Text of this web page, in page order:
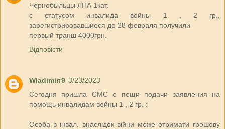
Чернобыльцы ЛПА 1кат.
с статусом инвалида войны 1 , 2 гр.,
зарегистрировавшиеся до 28 февраля получили
первый транш 4000грн.
Відповісти
Wladimirr9 3/23/2023
Сегодня пришла СМС о пощи подачи заявления на
помощь инвалидам войны 1 , 2 гр. :
Особа з інвал. внаслідок війни може отримати грошову